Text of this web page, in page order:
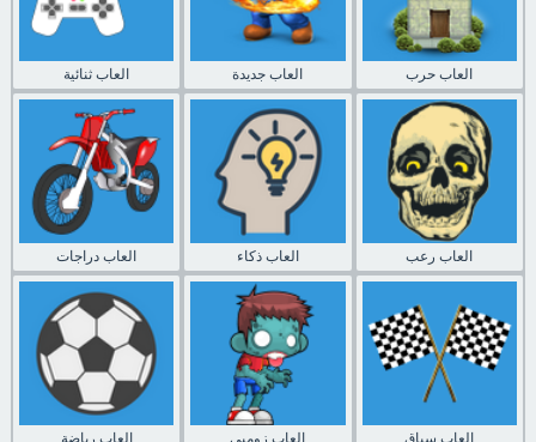
العاب ثنائية العاب جديدة العاب حرب
العاب دراجات العاب ذكاء العاب رعب
العاب رياضة العاب زومبي العاب سباق